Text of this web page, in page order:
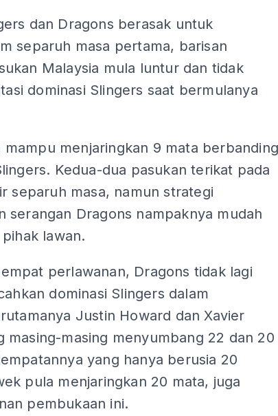
dan Dragons berasak untuk
separuh masa pertama, barisan
Malaysia mula luntur dan tidak
dominasi Slingers saat bermulanya
mampu menjaringkan 9 mata
Kedua-dua pasukan terikat pada
separuh masa, namun strategi
serangan Dragons nampaknya mudah
lawan.
perlawanan, Dragons tidak lagi
dominasi Slingers dalam
Justin Howard dan Xavier
masing-masing menyumbang 22 dan 20
yang hanya berusia 20
pula menjaringkan 20 mata, juga
pembukaan ini.